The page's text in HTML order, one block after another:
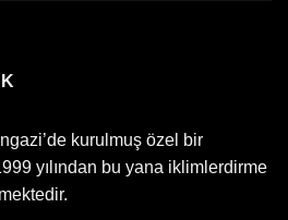
kurulmuş özel bir
yılından bu yana iklimlerdirme